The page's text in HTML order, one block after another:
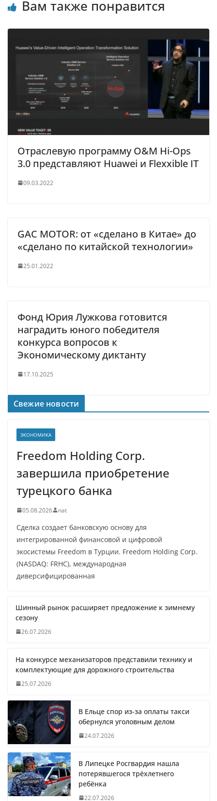
Вам также понравится
Отраслевую программу O&M Hi-Ops
3.0 представляют Huawei и Flexxible IT
09.03.2022
GAC MOTOR: от «сделано в Китае» до
«сделано по китайской технологии»
25.01.2022
Фонд Юрия Лужкова готовится
наградить юного победителя
конкурса вопросов к
Экономическому диктанту
17.10.2025
Свежие новости
ЭКОНОМИКА
Freedom Holding Corp.
завершила приобретение
турецкого банка
05.08.2026 nat
Сделка создает банковскую основу для
интегрированной финансовой и цифровой
экосистемы Freedom в Турции. Freedom Holding Corp.
(NASDAQ: FRHC), международная
диверсифицированная
Шинный рынок расширяет предложение к зимнему
сезону
26.07.2026
На конкурсе механизаторов представили технику и
комплектующие для дорожного строительства
25.07.2026
В Ельце спор из-за оплаты такси
обернулся уголовным делом
24.07.2026
В Липецке Росгвардия нашла
потерявшегося трёхлетнего
ребёнка
22.07.2026